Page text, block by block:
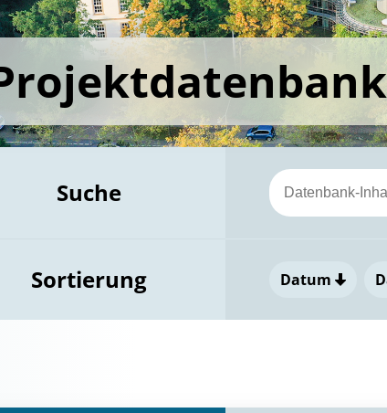
Suche
Sortierung Datum